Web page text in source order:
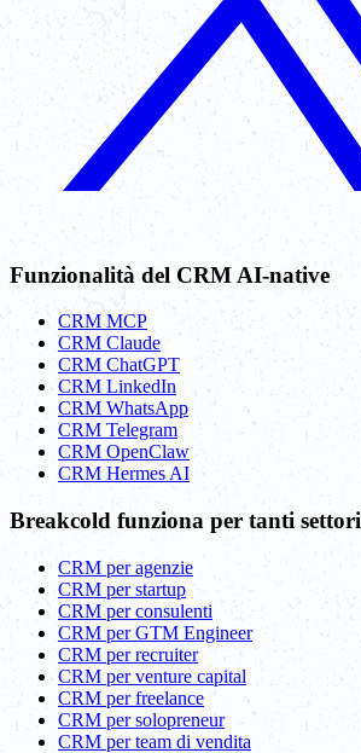
Funzionalità del CRM AI-native
CRM MCP
CRM Claude
CRM ChatGPT
CRM LinkedIn
CRM WhatsApp
CRM Telegram
CRM OpenClaw
CRM Hermes AI
Breakcold funziona per tanti settori
CRM per agenzie
CRM per startup
CRM per consulenti
CRM per GTM Engineer
CRM per recruiter
CRM per venture capital
CRM per freelance
CRM per solopreneur
CRM per team di vendita